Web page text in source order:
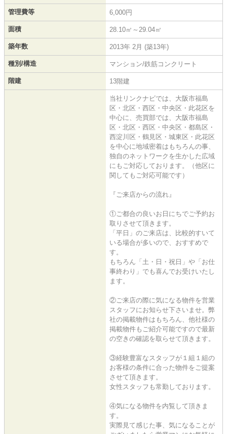
管理費等 6,000円
面積 28.10㎡～29.04㎡
築年数 2013年 2月 (築13年)
種別/構造 マンション/鉄筋コンクリート
階建 13階建
当社リンクナビでは、大阪市福島
区・北区・西区・中央区・此花区を
中心に、売買部では、大阪市福島
区・北区・西区・中央区・都島区・
西淀川区・鶴見区・城東区・此花区
を中心に地域密着はもちろんの事、
独自のネットワークを生かした広域
にもご対応しております。（他区に
関してもご対応可能です）
『ご来店からの流れ』
①ご都合の良いお日にちでご予約お
取りさせて頂きます。
「平日」のご来店は、比較的すいて
いる場合が多いので、おすすめで
す。
もちろん「土・日・祝日」や「お仕
事終わり」でも喜んでお受けいたし
ます。
②ご来店の際に気になる物件を営業
スタッフにお知らせ下さいませ。弊
社の掲載物件はもちろん、他社様の
掲載物件もご紹介可能ですので最新
の空きの確認を取らせて頂きます。
③経験豊富なスタッフが１組１組の
お客様の条件に合った物件をご提案
させて頂きます。
女性スタッフも常勤しております。
④気になる物件を内覧して頂きま
す。
実際見て感じた事、気になることが